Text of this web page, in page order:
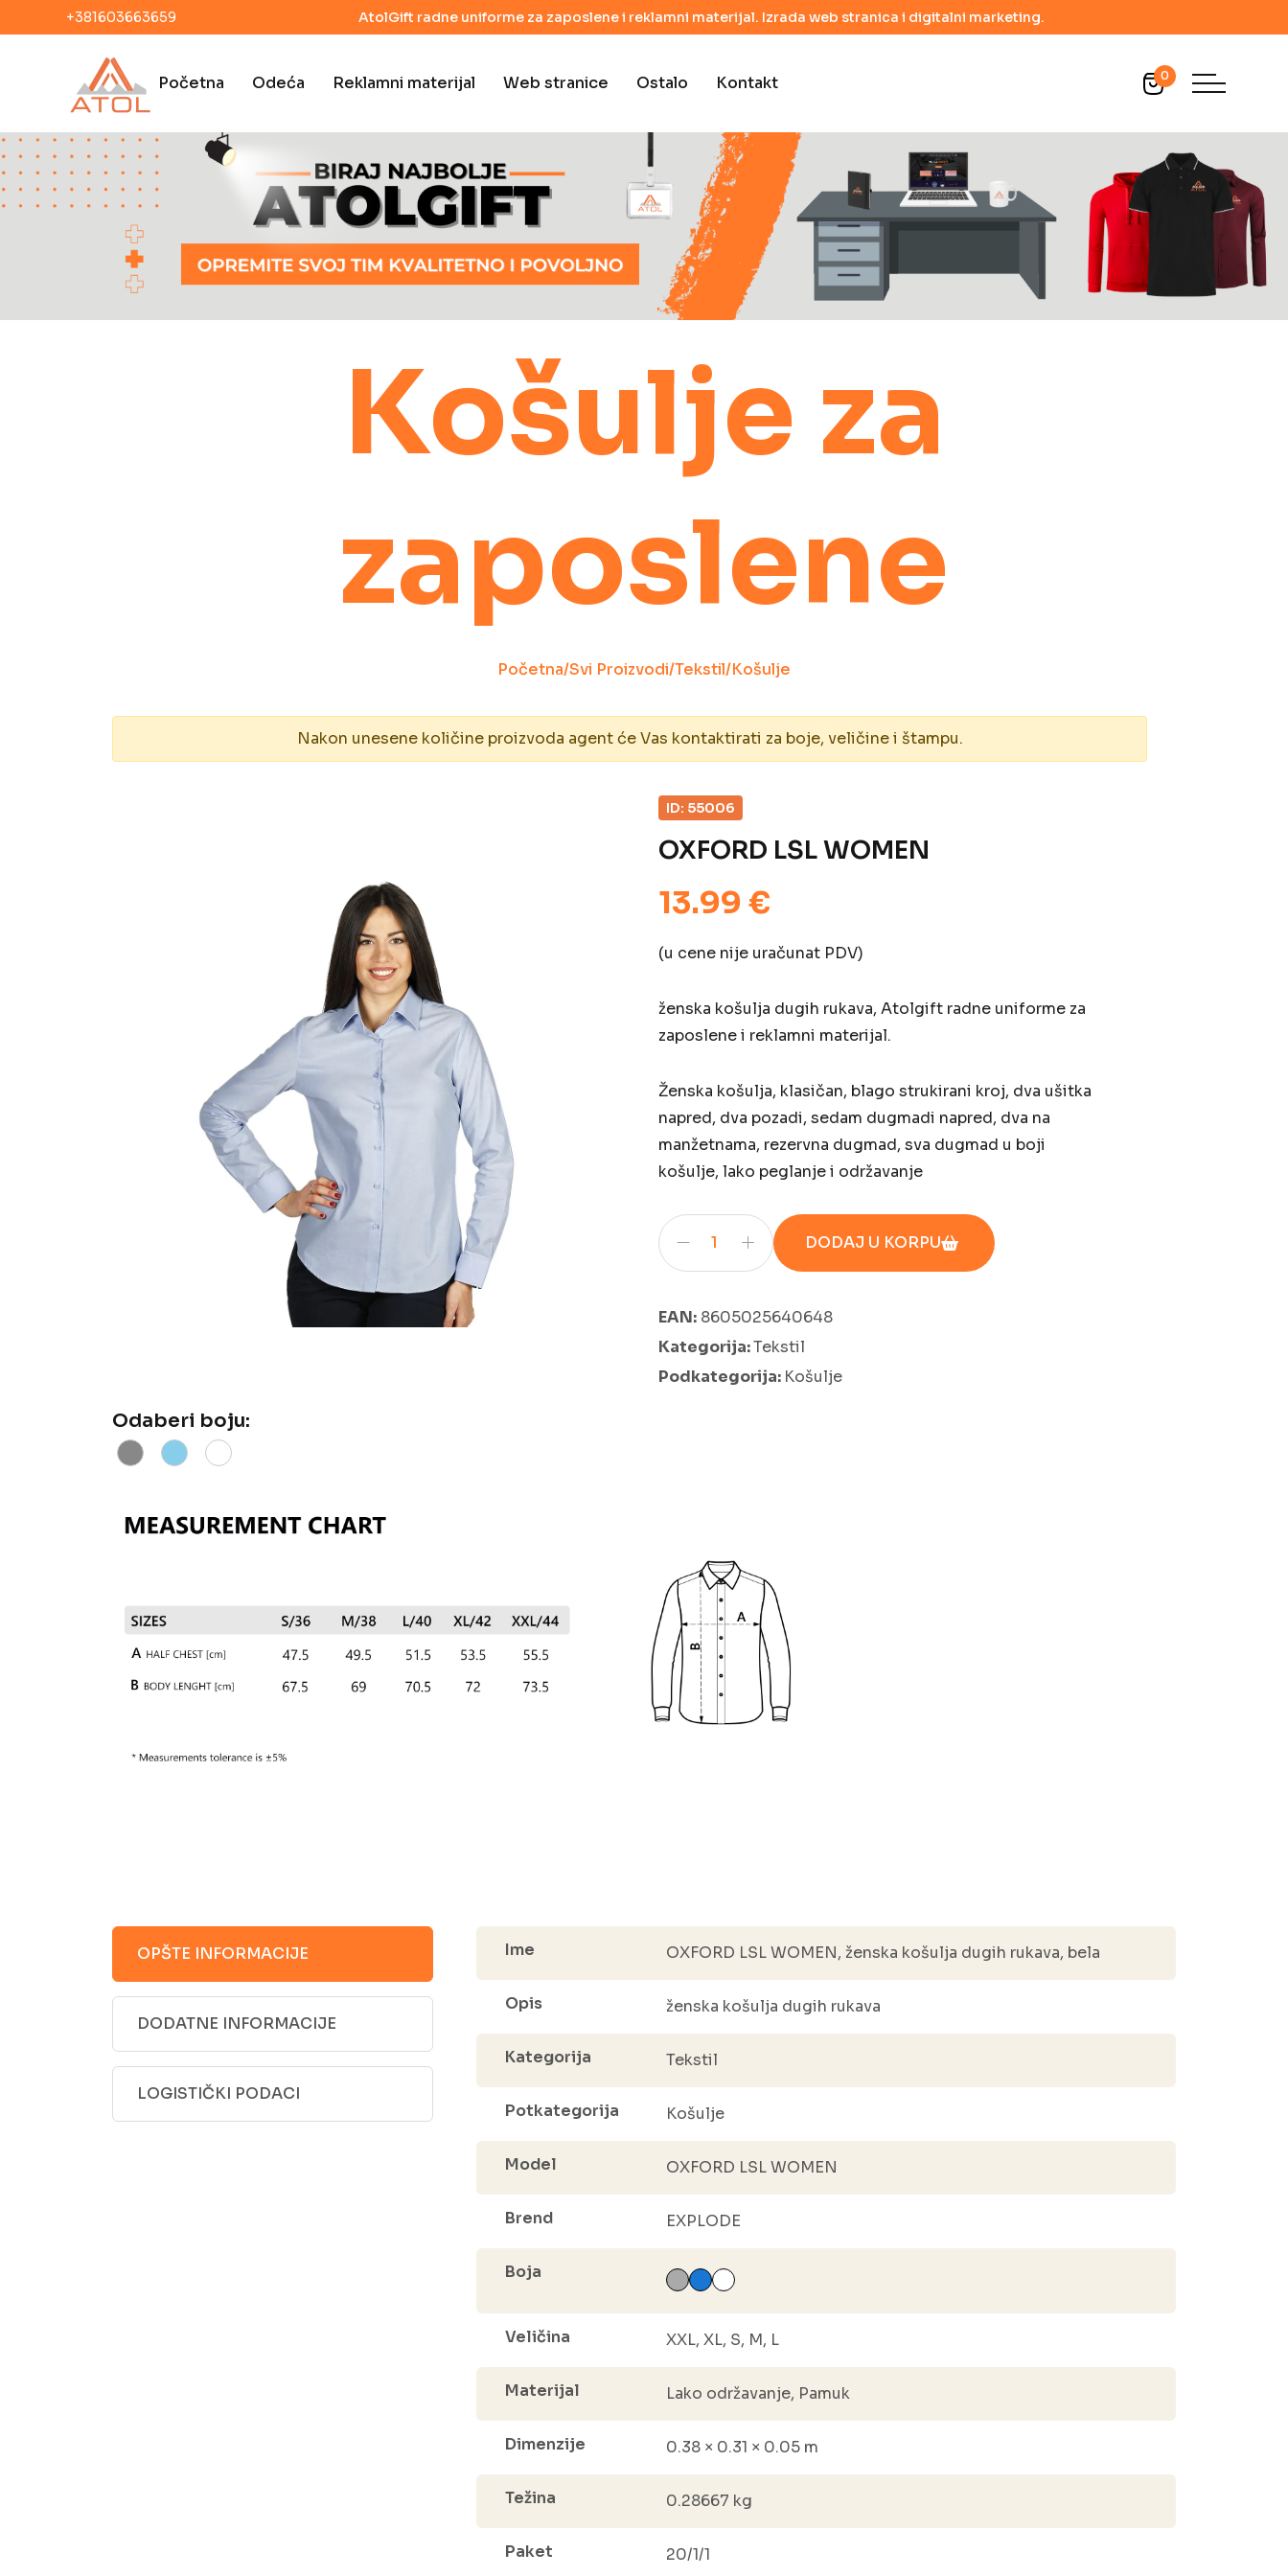
+381603663659 AtolGift radne uniforme za zaposlene i reklamni materijal. Izrada web stranica i digitalni marketing.
Početna Odeća Reklamni materijal Web stranice Ostalo Kontakt 0
Košulje za
zaposlene
Početna/Svi Proizvodi/Tekstil/Košulje
Nakon unesene količine proizvoda agent će Vas kontaktirati za boje, veličine i štampu.
ID: 55006
OXFORD LSL WOMEN
13.99 €
(u cene nije uračunat PDV)
ženska košulja dugih rukava, Atolgift radne uniforme za
zaposlene i reklamni materijal.
Ženska košulja, klasičan, blago strukirani kroj, dva ušitka
napred, dva pozadi, sedam dugmadi napred, dva na
manžetnama, rezervna dugmad, sva dugmad u boji
košulje, lako peglanje i održavanje
DODAJ U KORPU
EAN: 8605025640648
Kategorija:Tekstil
Podkategorija: Košulje
Odaberi boju:
OPŠTE INFORMACIJE
DODATNE INFORMACIJE
LOGISTIČKI PODACI
Ime OXFORD LSL WOMEN, ženska košulja dugih rukava, bela
Opis ženska košulja dugih rukava
Kategorija Tekstil
Potkategorija Košulje
Model OXFORD LSL WOMEN
Brend EXPLODE
Boja
Veličina XXL, XL, S, M, L
Materijal Lako održavanje, Pamuk
Dimenzije 0.38 × 0.31 × 0.05 m
Težina 0.28667 kg
Paket 20/1/1